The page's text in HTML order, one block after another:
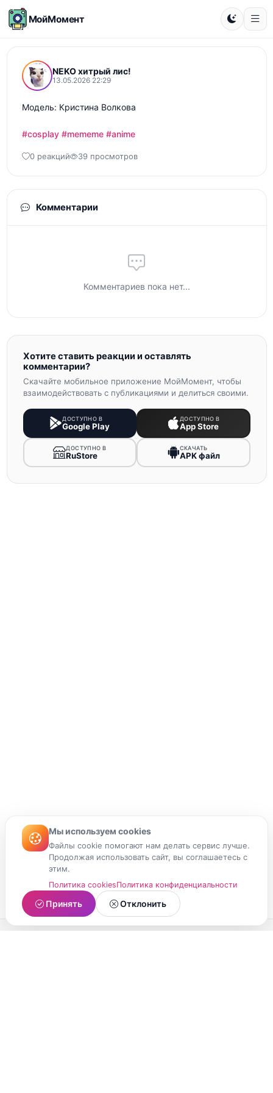
МойМомент
NEKO хитрый лис!
13.05.2026 22:29
Модель: Кристина Волкова
#cosplay #mememe #anime
0 реакций 39 просмотров
Комментарии
Комментариев пока нет...
Хотите ставить реакции и оставлять
комментарии?
Скачайте мобильное приложение МойМомент, чтобы
взаимодействовать с публикациями и делиться своими.
ДОСТУПНО В
Google Play
ДОСТУПНО В
App Store
ДОСТУПНО В
RuStore
СКАЧАТЬ
APK файл
Мы используем cookies
Файлы cookie помогают нам делать сервис лучше.
Продолжая использовать сайт, вы соглашаетесь с
этим.
Политика cookiesПолитика конфиденциальности
Принять Отклонить